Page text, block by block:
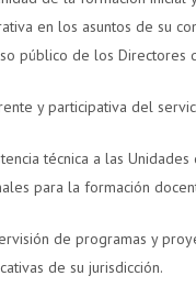
en los asuntos de su
público de los Directores
y participativa del
técnica a las
para la formación
de programas y
de su jurisdicción.